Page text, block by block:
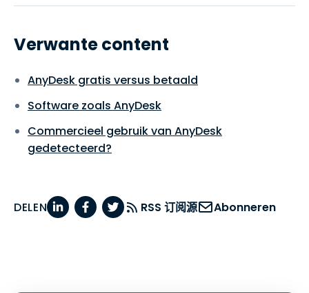
Verwante content
AnyDesk gratis versus betaald
Software zoals AnyDesk
Commercieel gebruik van AnyDesk
gedetecteerd?
DELEN RSS 订阅源 Abonneren